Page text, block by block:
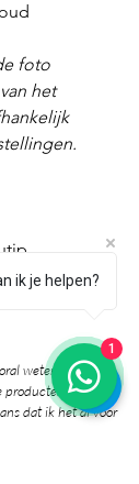
foto
het
weten! 🎉
die nog
dat ik het al voor
ik je helpen?
1